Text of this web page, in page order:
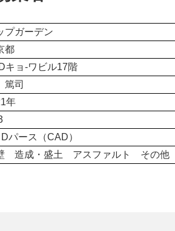
プガーデン
都
キョ-ワビル17階
司
年
パース（CAD）
成・盛土 アスファルト その他